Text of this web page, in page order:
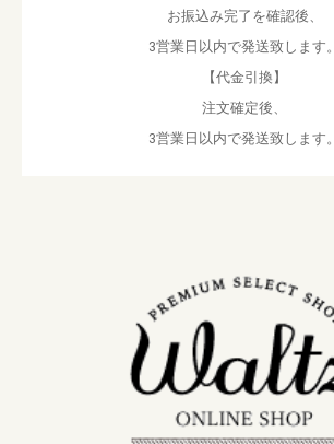
お振込み完了を確認後、
3営業日以内で発送致します。
【代金引換】
注文確定後、
3営業日以内で発送致します。